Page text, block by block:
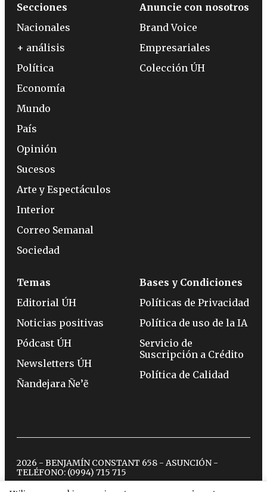
Secciones
Nacionales
+ análisis
Política
Economía
Mundo
País
Opinión
Sucesos
Arte y Espectáculos
Interior
Correo Semanal
Sociedad
Anuncie con nosotros
Brand Voice
Empresariales
Colección ÚH
Temas
Editorial ÚH
Noticias positivas
Pódcast ÚH
Newsletters ÚH
Ñandejara Ñe’ẽ
Bases y Condiciones
Políticas de Privacidad
Política de uso de la IA
Servicio de
Suscripción a Crédito
Política de Calidad
2026 - BENJAMÍN CONSTANT 658 - ASUNCIÓN -
TELÉFONO: (0994) 715 715